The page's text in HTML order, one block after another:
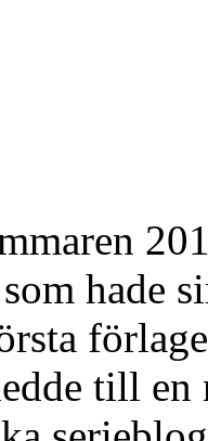
hade
till en